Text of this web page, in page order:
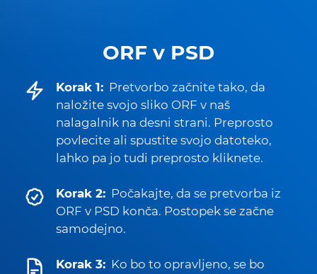
ORF v PSD
Korak 1: Pretvorbo začnite tako, da
naložite svojo sliko ORF v naš
nalagalnik na desni strani. Preprosto
povlecite ali spustite svojo datoteko,
lahko pa jo tudi preprosto kliknete.
Korak 2: Počakajte, da se pretvorba iz
ORF v PSD konča. Postopek se začne
samodejno.
Korak 3: Ko bo to opravljeno, se bo